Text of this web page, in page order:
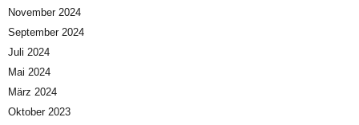
November 2024
September 2024
Juli 2024
Mai 2024
März 2024
Oktober 2023